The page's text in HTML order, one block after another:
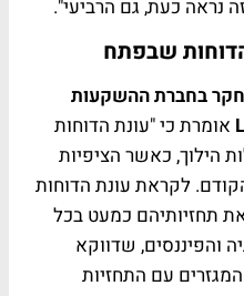
נראה כעת, גם הרביעי".
שבפתח
בחברת ההשקעות
אומרת כי "עונת הדוחות
הילוך, כאשר הציפיות
לקראת עונת הדוחות
תחזיותיהם כמעט בכל
והפיננסים, שדווקא
עם התחזיות